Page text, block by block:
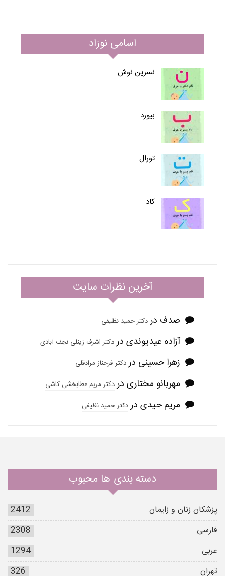
اسامی نوزاد
نسرین نوش
بیورد
تورال
کاد
آخرین نظرات سایت
صدف دردکتر حمید نظیفی
آزاده عیدیوندی دردکتر اشرف زینلی نجف آبادی
زهرا حسینی دردکتر فرحناز مرادقلی
مهربانو مختاری دردکتر مریم عطابخشی کاشی
مریم حیدی دردکتر حمید نظیفی
دسته بندی ها محبوب
پزشکان زنان و زایمان
2412
فارسی
2308
عربی
1294
تهران
326